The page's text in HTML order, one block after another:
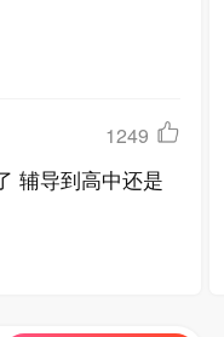
1249
辅导到高中还是